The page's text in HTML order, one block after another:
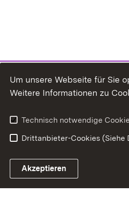
Um unsere Webseite für Sie
Weitere Informationen zu
Technisch notwendige
Drittanbieter-Cookies (Siehe
Akzeptieren